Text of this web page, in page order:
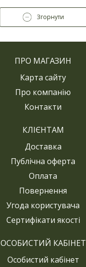
Згорнути
ПРО МАГАЗИН
Карта сайту
Про компанію
Контакти
КЛІЄНТАМ
Доставка
Публічна оферта
Оплата
Повернення
Угода користувача
Сертифікати якості
ОСОБИСТИЙ КАБІНЕТ
Особистий кабінет